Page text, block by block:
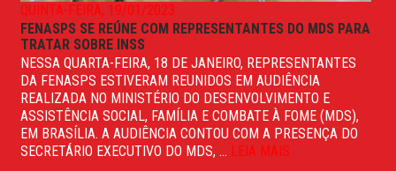
QUINTA-FEIRA, 19/01/2023
FENASPS SE REÚNE COM REPRESENTANTES DO MDS PARA
TRATAR SOBRE INSS
NESSA QUARTA-FEIRA, 18 DE JANEIRO, REPRESENTANTES
DA FENASPS ESTIVERAM REUNIDOS EM AUDIÊNCIA
REALIZADA NO MINISTÉRIO DO DESENVOLVIMENTO E
ASSISTÊNCIA SOCIAL, FAMÍLIA E COMBATE À FOME (MDS),
EM BRASÍLIA. A AUDIÊNCIA CONTOU COM A PRESENÇA DO
SECRETÁRIO EXECUTIVO DO MDS, ... LEIA MAIS